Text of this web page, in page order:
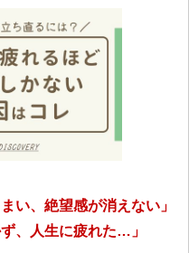
い、絶望感が消えない」
、人生に疲れた…」